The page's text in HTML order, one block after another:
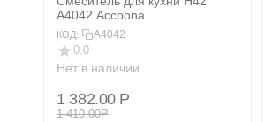
A4042 Accoona
КОД: A4042
0.0
Нет в наличии
1 382.00 Р
1 410.00Р